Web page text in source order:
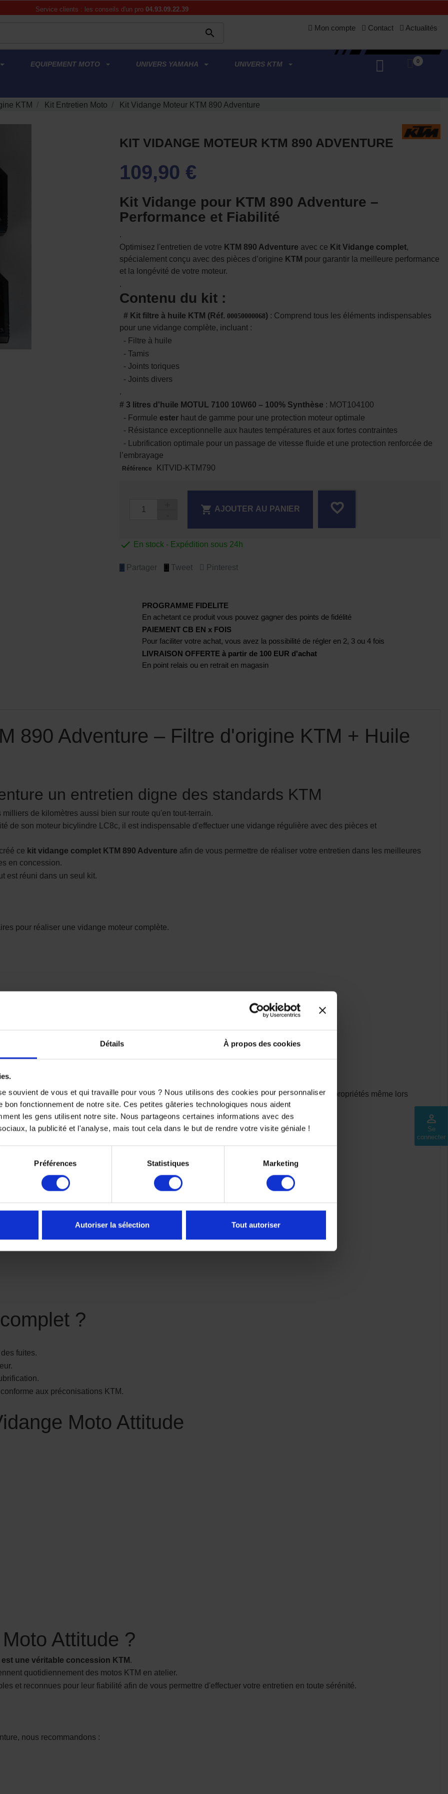
Détails À propos des cookies
souvient de vous et qui travaille pour vous ? Nous utilisons des cookies pour personnaliser
bon fonctionnement de notre site. Ces petites gâteries technologiques nous aident
les gens utilisent notre site. Nous partageons certaines informations avec des
la publicité et l'analyse, mais tout cela dans le but de rendre votre visite géniale !
Préférences Statistiques Marketing
Autoriser la sélection Tout autoriser
perm_identity
Se
connecter
Service clients : les conseils d'un pro 04.93.09.22.39
 Mon compte Contact Actualités
EQUIPEMENT MOTO UNIVERS YAMAHA UNIVERS KTM 0
KTM Kit Entretien Moto Kit Vidange Moteur KTM 890 Adventure
KIT VIDANGE MOTEUR KTM 890 ADVENTURE
109,90 €
Kit Vidange pour KTM 890 Adventure –
Performance et Fiabilité
.
Optimisez l'entretien de votre KTM 890 Adventure avec ce Kit Vidange complet,
spécialement conçu avec des pièces d’origine KTM pour garantir la meilleure performance
et la longévité de votre moteur.
.
Contenu du kit :
# Kit filtre à huile KTM (Réf. 00050000068) : Comprend tous les éléments indispensables
pour une vidange complète, incluant :
- Filtre à huile
- Tamis
- Joints toriques
- Joints divers
.
# 3 litres d'huile MOTUL 7100 10W60 – 100% Synthèse : MOT104100
- Formule ester haut de gamme pour une protection moteur optimale
- Résistance exceptionnelle aux hautes températures et aux fortes contraintes
- Lubrification optimale pour un passage de vitesse fluide et une protection renforcée de
l’embrayage
Référence KITVID-KTM790
 AJOUTER AU PANIER favorite_border
 En stock - Expédition sous 24h
Partager Tweet Pinterest
PROGRAMME FIDELITE
En achetant ce produit vous pouvez gagner des points de fidélité
PAIEMENT CB EN x FOIS
Pour faciliter votre achat, vous avez la possibilité de régler en 2, 3 ou 4 fois
LIVRAISON OFFERTE à partir de 100 EUR d'achat
En point relais ou en retrait en magasin
890 Adventure – Filtre d'origine KTM + Huile
un entretien digne des standards KTM
de kilomètres aussi bien sur route qu'en tout-terrain.
de son moteur bicylindre LC8c, il est indispensable d'effectuer une vidange régulière avec des pièces et
ce kit vidange complet KTM 890 Adventure afin de vous permettre de réaliser votre entretien dans les meilleures
en concession.
est réuni dans un seul kit.
pour réaliser une vidange moteur complète.
Ester
du moteur KTM.
7100 10W60 ?
à des températures élevées. Il nécessite une huile capable de conserver toutes ses propriétés même lors
?
fuites.
aux préconisations KTM.
Moto Attitude
Attitude ?
une véritable concession KTM .
quotidiennement des motos KTM en atelier.
et reconnues pour leur fiabilité afin de vous permettre d'effectuer votre entretien en toute sérénité.
nous recommandons :